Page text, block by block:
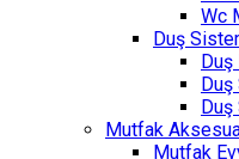
Wc
Duş
Duş
Duş
Duş
Mutfak
Mutfak